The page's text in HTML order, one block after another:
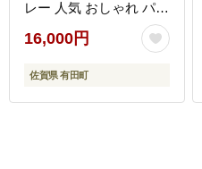
レー 人気 おしゃれ パレ
スホテル東京 ペアプレ
ート eb004
16,000円
佐賀県 有田町